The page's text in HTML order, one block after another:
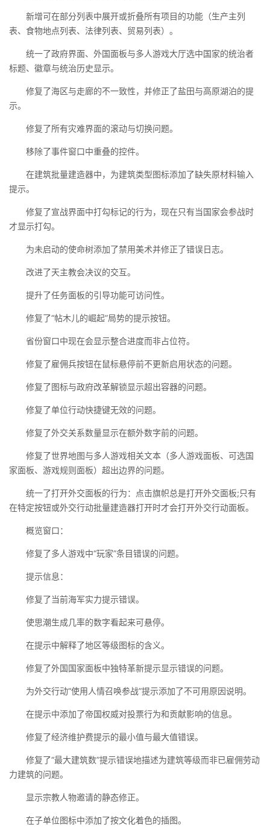
新增可在部分列表中展开或折叠所有项目的功能（生产主列
表、食物地点列表、法律列表、贸易列表）。
统一了政府界面、外国面板与多人游戏大厅选中国家的统治者
标题、徽章与统治历史显示。
修复了海区与走廊的不一致性，并修正了盐田与高原湖泊的提
示。
修复了所有灾难界面的滚动与切换问题。
移除了事件窗口中重叠的控件。
在建筑批量建造器中，为建筑类型图标添加了缺失原材料输入
提示。
修复了宣战界面中打勾标记的行为，现在只有当国家会参战时
才显示打勾。
为未启动的使命树添加了禁用美术并修正了错误日志。
改进了天主教会决议的交互。
提升了任务面板的引导功能可访问性。
修复了“帖木儿的崛起”局势的提示按钮。
省份窗口中现在会显示整合进度而非占位符。
修复了雇佣兵按钮在鼠标悬停前不更新启用状态的问题。
修复了图标与政府改革解锁显示超出容器的问题。
修复了单位行动快捷键无效的问题。
修复了外交关系数量显示在额外数字前的问题。
修复了世界地图与多人游戏相关文本（多人游戏面板、可选国
家面板、游戏规则面板）超出边界的问题。
统一了打开外交面板的行为：点击旗帜总是打开外交面板;只有
在特定按钮或外交行动批量建造器打开时才会打开外交行动面板。
概览窗口：
修复了多人游戏中“玩家”条目错误的问题。
提示信息：
修复了当前海军实力提示错误。
使思潮生成几率的数字看起来可悬停。
在提示中解释了地区等级图标的含义。
修复了外国国家面板中独特革新提示显示错误的问题。
为外交行动“使用人情召唤参战”提示添加了不可用原因说明。
在提示中添加了帝国权威对投票行为和贡献影响的信息。
修复了经济维护费提示的最小值与最大值错误。
修复了“最大建筑数”提示错误地描述为建筑等级而非已雇佣劳动
力建筑的问题。
显示宗教人物邀请的静态修正。
在子单位图标中添加了按文化着色的插图。